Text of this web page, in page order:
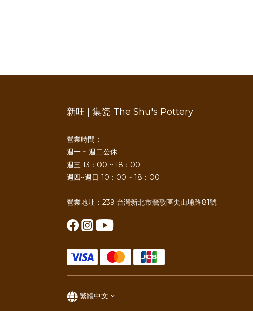
新旺 | 集瓷 The Shu's Pottery
營業時間：
週一 ~ 週二公休
週三 13：00 ~ 18：00
週四~週日 10：00 ~ 18：00
營業地址：239 台灣新北市鶯歌區尖山埔路81號
繁體中文